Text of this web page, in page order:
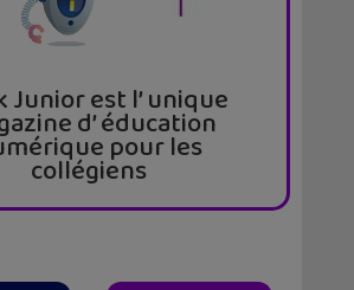
Junior est l’ unique
d’ éducation
pour les
collégiens